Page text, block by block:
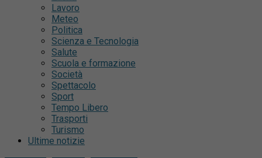
Lavoro
Meteo
Politica
Scienza e Tecnologia
Salute
Scuola e formazione
Società
Spettacolo
Sport
Tempo Libero
Trasporti
Turismo
Ultime notizie